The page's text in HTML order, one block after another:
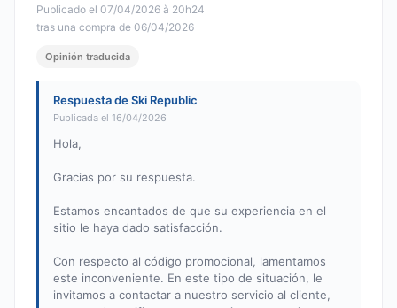
Publicado el 07/04/2026 à 20h24
tras una compra de 06/04/2026
Opinión traducida
Respuesta de Ski Republic
Publicada el 16/04/2026
Hola,
Gracias por su respuesta.
Estamos encantados de que su experiencia en el
sitio le haya dado satisfacción.
Con respecto al código promocional, lamentamos
este inconveniente. En este tipo de situación, le
invitamos a contactar a nuestro servicio al cliente,